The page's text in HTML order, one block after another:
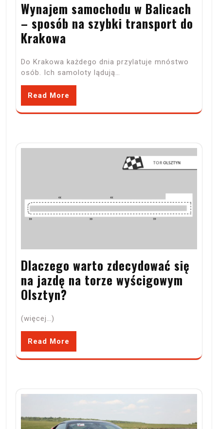
Wynajem samochodu w Balicach
– sposób na szybki transport do
Krakowa
Do Krakowa każdego dnia przylatuje mnóstwo
osób. Ich samoloty lądują…
Read More
Dlaczego warto zdecydować się
na jazdę na torze wyścigowym
Olsztyn?
(więcej…)
Read More